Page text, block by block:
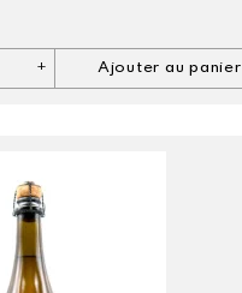
+ Ajouter au panier